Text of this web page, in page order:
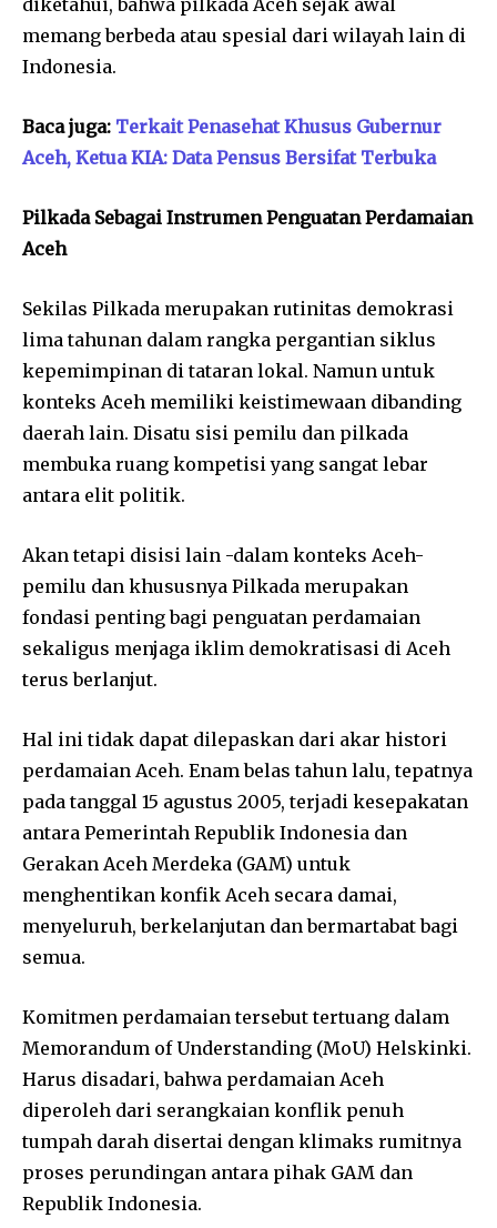
memang berbeda atau spesial dari wilayah lain di
Indonesia.
Baca juga: Terkait Penasehat Khusus Gubernur
Aceh, Ketua KIA: Data Pensus Bersifat Terbuka
Pilkada Sebagai Instrumen Penguatan Perdamaian
Aceh
Sekilas Pilkada merupakan rutinitas demokrasi
lima tahunan dalam rangka pergantian siklus
kepemimpinan di tataran lokal. Namun untuk
konteks Aceh memiliki keistimewaan dibanding
daerah lain. Disatu sisi pemilu dan pilkada
membuka ruang kompetisi yang sangat lebar
antara elit politik.
Akan tetapi disisi lain -dalam konteks Aceh-
pemilu dan khususnya Pilkada merupakan
fondasi penting bagi penguatan perdamaian
sekaligus menjaga iklim demokratisasi di Aceh
terus berlanjut.
Hal ini tidak dapat dilepaskan dari akar histori
perdamaian Aceh. Enam belas tahun lalu, tepatnya
pada tanggal 15 agustus 2005, terjadi kesepakatan
antara Pemerintah Republik Indonesia dan
Gerakan Aceh Merdeka (GAM) untuk
menghentikan konfik Aceh secara damai,
menyeluruh, berkelanjutan dan bermartabat bagi
semua.
Komitmen perdamaian tersebut tertuang dalam
Memorandum of Understanding (MoU) Helskinki.
Harus disadari, bahwa perdamaian Aceh
diperoleh dari serangkaian konflik penuh
tumpah darah disertai dengan klimaks rumitnya
proses perundingan antara pihak GAM dan
Republik Indonesia.